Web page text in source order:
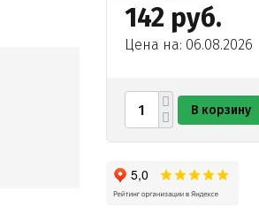
142 руб.
Цена на: 06.08.2026
В корзину